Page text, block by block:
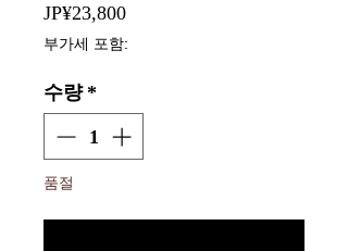
JP¥23,800가
격
부가세 포함:
수량 *
품절